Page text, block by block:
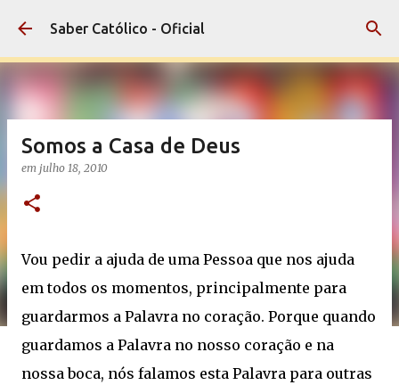
Pular para o conteúdo principal
Saber Católico - Oficial
Somos a Casa de Deus
em julho 18, 2010
Vou pedir a ajuda de uma Pessoa que nos ajuda
em todos os momentos, principalmente para
guardarmos a Palavra no coração. Porque quando
guardamos a Palavra no nosso coração e na
nossa boca, nós falamos esta Palavra para outras